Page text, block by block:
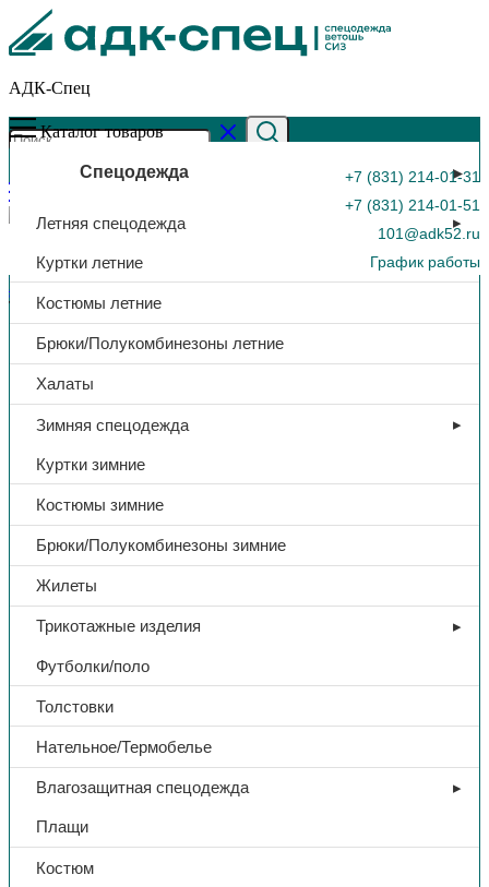
АДК-Спец
+7 (831) 214-01-31
+7 (831) 214-01-51
101@adk52.ru
График работы
0
Каталог товаров
Спецодежда
Летняя спецодежда
Куртки летние
Костюмы летние
Брюки/Полукомбинезоны летние
Халаты
Зимняя спецодежда
Куртки зимние
Костюмы зимние
Брюки/Полукомбинезоны зимние
Жилеты
Трикотажные изделия
Футболки/поло
Толстовки
Нательное/Термобелье
Влагозащитная спецодежда
Плащи
Костюм
Главная страница»Каталог»Куртка «Премиум»
тк.Мембрана, (т.серый меланж/черный)